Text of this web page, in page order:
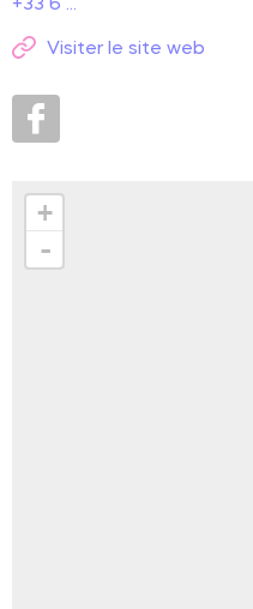
+33 6 ...
Visiter le site web
+
-